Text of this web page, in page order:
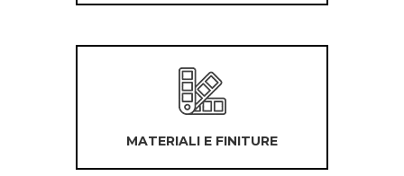
MATERIALI E FINITURE